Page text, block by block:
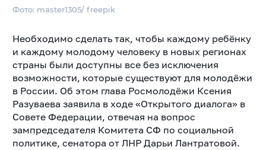
Фото: master1305/ freepik
Необходимо сделать так, чтобы каждому ребёнку
и каждому молодому человеку в новых регионах
страны были доступны все без исключения
возможности, которые существуют для молодёжи
в России. Об этом глава Росмолодёжи Ксения
Разуваева заявила в ходе «Открытого диалога» в
Совете Федерации, отвечая на вопрос
зампредседателя Комитета СФ по социальной
политике, сенатора от ЛНР Дарьи Лантратовой.